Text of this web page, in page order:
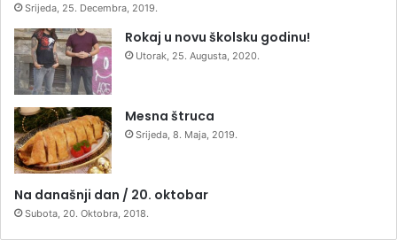
Srijeda, 25. Decembra, 2019.
Rokaj u novu školsku godinu!
Utorak, 25. Augusta, 2020.
Mesna štruca
Srijeda, 8. Maja, 2019.
Na današnji dan / 20. oktobar
Subota, 20. Oktobra, 2018.